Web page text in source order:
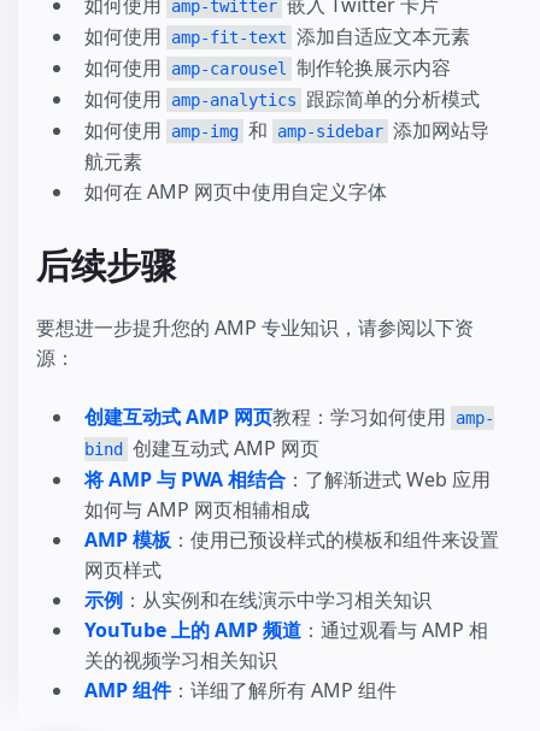
amp-twitter
如何使用
amp-fit-text 添加自适应文本元素
如何使用
amp-carousel
制作轮换展示内容
如何使用
amp-analytics
跟踪简单的分析模式
如何使用
amp-img 和 amp-sidebar 添加网站导
航元素
如何在 AMP 网页中使用自定义字体
后续步骤
要想进一步提升您的 AMP 专业知识，请参阅以下资
源：
创建互动式 AMP 网页教程：学习如何使用
amp-
bind 创建互动式 AMP 网页
将 AMP 与 PWA 相结合 ：了解渐进式 Web 应用
如何与 AMP 网页相辅相成
AMP 模板 ：使用已预设样式的模板和组件来设置
网页样式
示例 ：从实例和在线演示中学习相关知识
YouTube 上的 AMP 频道 ：通过观看与 AMP 相
关的视频学习相关知识
AMP 组件：详细了解所有 AMP 组件